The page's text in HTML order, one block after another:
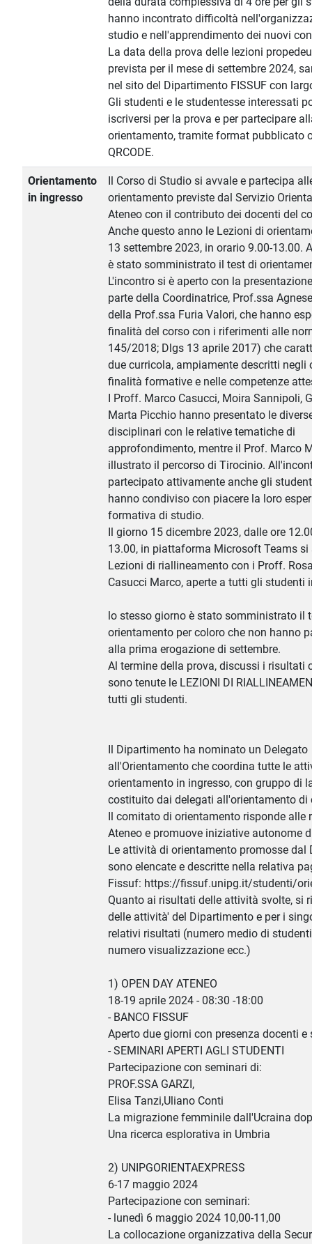
hanno incontrato difficoltà
studio e nell'apprendimento dei nuovi
La data della prova delle lezioni
prevista per il mese di settembre 2024,
nel sito del Dipartimento FISSUF con
Gli studenti e le studentesse interessati
iscriversi per la prova e per partecipare
orientamento, tramite format pubblicato
QRCODE.
Orientamento
in ingresso
Il Corso di Studio si avvale e partecipa
orientamento previste dal Servizio
Ateneo con il contributo dei docenti del
Anche questo anno le Lezioni di
13 settembre 2023, in orario 9.00-13.00.
è stato somministrato il test di
L'incontro si è aperto con la
parte della Coordinatrice, Prof.ssa
della Prof.ssa Furia Valori, che hanno
finalità del corso con i riferimenti alle
145/2018; Dlgs 13 aprile 2017) che
due curricola, ampiamente descritti negli
finalità formative e nelle competenze
I Proff. Marco Casucci, Moira Sannipoli,
Marta Picchio hanno presentato le
disciplinari con le relative tematiche di
approfondimento, mentre il Prof. Marco
illustrato il percorso di Tirocinio.
partecipato attivamente anche gli
hanno condiviso con piacere la loro
formativa di studio.
Il giorno 15 dicembre 2023, dalle ore
13.00, in piattaforma Microsoft Teams si
Lezioni di riallineamento con i Proff.
Casucci Marco, aperte a tutti gli studenti
lo stesso giorno è stato somministrato il
orientamento per coloro che non hanno
alla prima erogazione di settembre.
Al termine della prova, discussi i risultati
sono tenute le LEZIONI DI
tutti gli studenti.
Il Dipartimento ha nominato un Delegato
all'Orientamento che coordina tutte le
orientamento in ingresso, con gruppo di
costituito dai delegati all'orientamento di
Il comitato di orientamento risponde alle
Ateneo e promuove iniziative autonome
Le attività di orientamento promosse dal
sono elencate e descritte nella relativa
Fissuf: https://fissuf.unipg.it/studenti/
Quanto ai risultati delle attività svolte, si
delle attività' del Dipartimento e per i
relativi risultati (numero medio di
numero visualizzazione ecc.)
1) OPEN DAY ATENEO
18-19 aprile 2024 - 08:30 -18:00
- BANCO FISSUF
Aperto due giorni con presenza docenti e
- SEMINARI APERTI AGLI STUDENTI
Partecipazione con seminari di:
PROF.SSA GARZI,
Elisa Tanzi,Uliano Conti
La migrazione femminile dall'Ucraina
Una ricerca esplorativa in Umbria
2) UNIPGORIENTAEXPRESS
6-17 maggio 2024
Partecipazione con seminari:
- lunedì 6 maggio 2024 10,00-11,00
La collocazione organizzativa della